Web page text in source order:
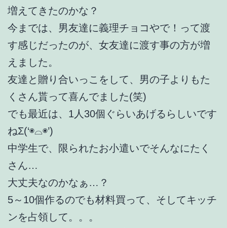
増えてきたのかな？
今までは、男友達に義理チョコやで！って渡
す感じだったのが、女友達に渡す事の方が増
えました。
友達と贈り合いっこをして、男の子よりもた
くさん貰って喜んでました(笑)
でも最近は、1人30個ぐらいあげるらしいです
ねΣ(‘◉⌓◉’)
中学生で、限られたお小遣いでそんなにたく
さん…
大丈夫なのかなぁ…？
5～10個作るのでも材料買って、そしてキッチ
ンを占領して。。。